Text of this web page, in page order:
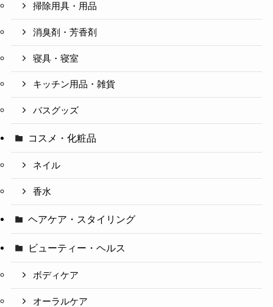
掃除用具・用品
消臭剤・芳香剤
寝具・寝室
キッチン用品・雑貨
バスグッズ
コスメ・化粧品
ネイル
香水
ヘアケア・スタイリング
ビューティー・ヘルス
ボディケア
オーラルケア